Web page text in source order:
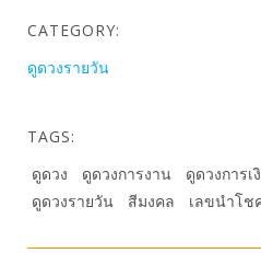
CATEGORY:
ดูดวงรายวัน
TAGS:
ดูดวง
ดูดวงการงาน ดูดวงการเ
ดูดวงรายวัน
สีมงคล เลขนำโช